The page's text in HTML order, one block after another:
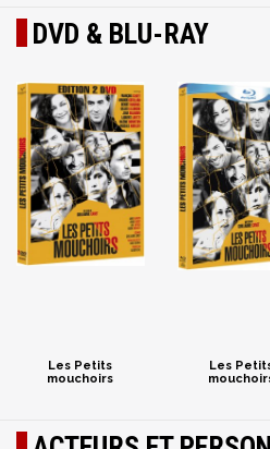
DVD & BLU-RAY
Les Petits
mouchoirs
Les